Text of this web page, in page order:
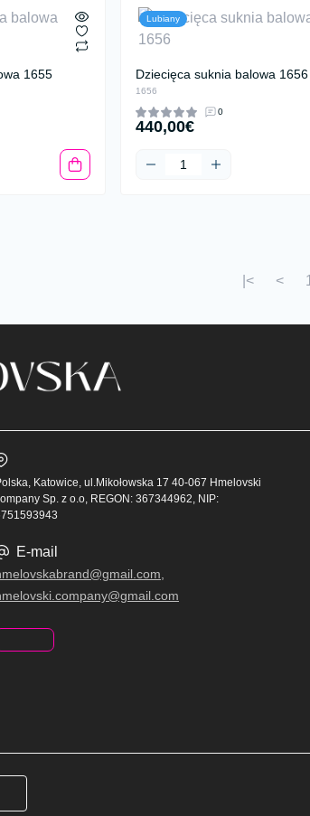
1655
Lubiany
Dziecięca suknia balowa 1656
1656
0
440,00€
|< < 1
Katowice, ul.Mikołowska 17 40-067 Hmelovski
Sp. z o.o, REGON: 367344962, NIP:
E-mail